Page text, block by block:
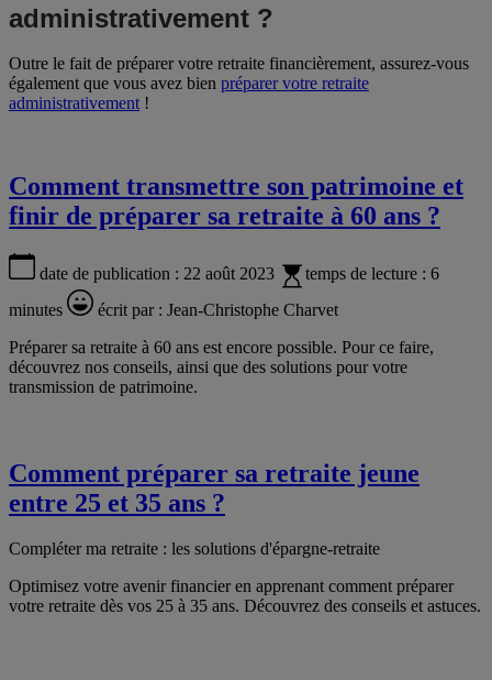
administrativement ?
Outre le fait de préparer votre retraite financièrement, assurez-vous
également que vous avez bien préparer votre retraite
administrativement !
Comment transmettre son patrimoine et
finir de préparer sa retraite à 60 ans ?
date de publication : 22 août 2023 temps de lecture : 6
minutes
écrit par : Jean-Christophe Charvet
Préparer sa retraite à 60 ans est encore possible. Pour ce faire,
découvrez nos conseils, ainsi que des solutions pour votre
transmission de patrimoine.
Comment préparer sa retraite jeune
entre 25 et 35 ans ?
Compléter ma retraite : les solutions d'épargne-retraite
Optimisez votre avenir financier en apprenant comment préparer
votre retraite dès vos 25 à 35 ans. Découvrez des conseils et astuces.